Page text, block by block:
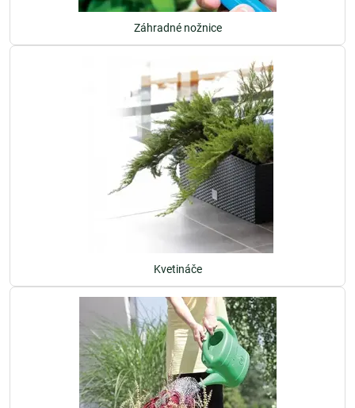
Záhradné nožnice
Kvetináče